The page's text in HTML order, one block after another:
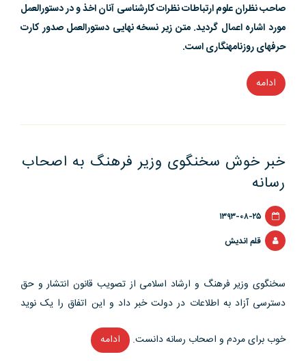
صاحب نظران علوم ارتباطات نظرات کارشناسی آنان اخذ و در دستورالعمل
مورد اشاره اعمال گردید. متن زیر نسخه نهایی دستورالعمل صدور کارت
حرفه­ای روزنامه­نگاری است.
ادامه “دستورالعمل
کارت
ای
خبر خوش سخنگوی وزیر فرهنگ به اصحاب
رسانه
۱۳۹۳-۰۸-۲۵
قلم اندیش
سخنگوی وزیر فرهنگ و ارشاد اسلامی از تصویب قانون انتشار و حق
دسترسی آزاد به اطلاعات در دولت خبر داد و این اتفاق را یک نوید
خوب برای مردم و اصحاب رسانه دانست. ادامه “خبر